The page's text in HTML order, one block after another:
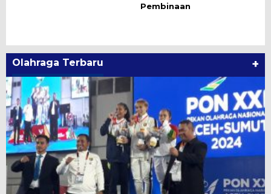
Pembinaan
Olahraga Terbaru +